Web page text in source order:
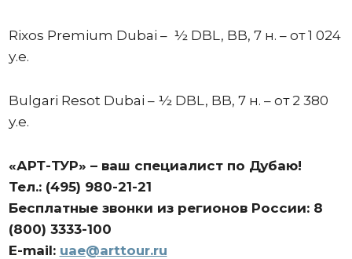
Rixos Premium Dubai – ½ DBL, BB, 7 н. – от 1 024
у.е.
Bulgari Resot Dubai – ½ DBL, BB, 7 н. – от 2 380
у.е.
«АРТ-ТУР» – ваш специалист по Дубаю!
Тел.: (495) 980-21-21
Бесплатные звонки из регионов России: 8
(800) 3333-100
E-mail: uae@arttour.ru